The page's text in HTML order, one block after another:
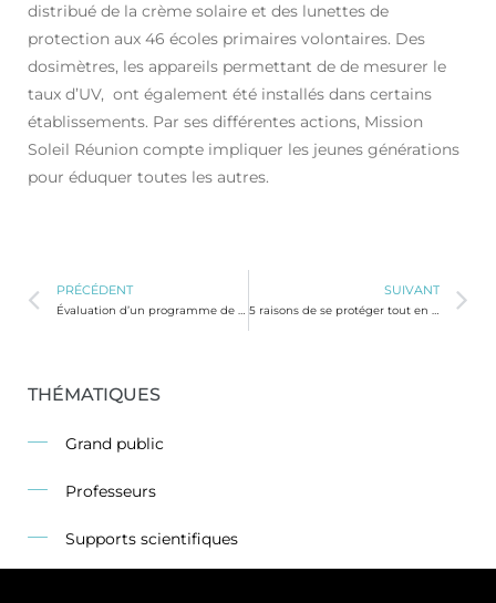
distribué de la crème solaire et des lunettes de
protection aux 46 écoles primaires volontaires. Des
dosimètres, les appareils permettant de de mesurer le
taux d’UV, ont également été installés dans certains
établissements. Par ses différentes actions, Mission
Soleil Réunion compte impliquer les jeunes générations
pour éduquer toutes les autres.
PRÉCÉDENT
Évaluation d’un programme de prévention des risques solaires en milieu scolaire à la Réunion en 2016-2017
SUIVANT
5 raisons de se protéger tout en étant « stylé » !
THÉMATIQUES
Grand public
Professeurs
Supports scientifiques